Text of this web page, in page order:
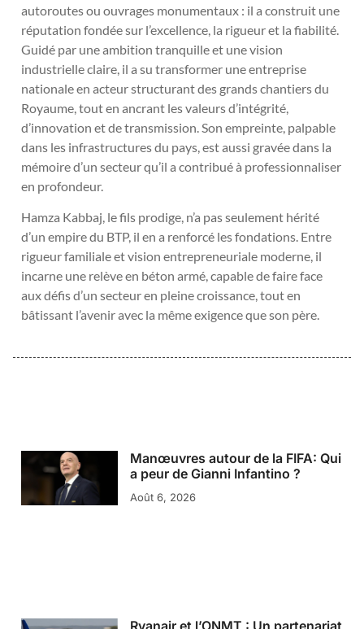
autoroutes ou ouvrages monumentaux : il a construit une
réputation fondée sur l’excellence, la rigueur et la fiabilité.
Guidé par une ambition tranquille et une vision
industrielle claire, il a su transformer une entreprise
nationale en acteur structurant des grands chantiers du
Royaume, tout en ancrant les valeurs d’intégrité,
d’innovation et de transmission. Son empreinte, palpable
dans les infrastructures du pays, est aussi gravée dans la
mémoire d’un secteur qu’il a contribué à professionnaliser
en profondeur.
Hamza Kabbaj, le fils prodige, n’a pas seulement hérité
d’un empire du BTP, il en a renforcé les fondations. Entre
rigueur familiale et vision entrepreneuriale moderne, il
incarne une relève en béton armé, capable de faire face
aux défis d’un secteur en pleine croissance, tout en
bâtissant l’avenir avec la même exigence que son père.
Manœuvres autour de la FIFA: Qui
a peur de Gianni Infantino ?
Août 6, 2026